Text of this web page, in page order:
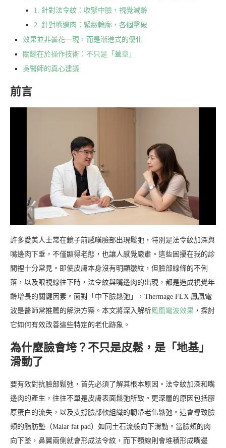
1. 針對法令紋：收緊中臉，視覺減齡
2. 針對嘴邊肉：緊緻輪廓，各個擊破
效果並非曇花一現，而是漸進式的優化
關鍵在於操作技術：不只是「蓋章」
吳醫師的真心建議
前言
許多愛美人士常在鏡子前感嘆臉部出現鬆弛，特別是法令紋加深與
嘴邊肉下垂，不僅顯得老態，也讓人感覺嚴肅。這些困擾在我的診
間裡十分常見。即使皮膚本身沒有明顯皺紋，但臉部線條的不俐
落，以及眼視線往下時，法令紋與嘴邊肉的出現，都是造成視覺年
齡增長的關鍵因素。面對「中下臉鬆弛」，Thermage FLX 鳳凰電
波是醫師常推薦的解決方案。本文將深入解析鳳凰電波效果 ，探討
它如何有效改善這些特定的老化跡象。
為什麼臉會垮？不只是皮鬆，是「地基」
滑動了
要有效對抗臉部鬆弛，首先必須了解其根本原因。法令紋加深和嘴
邊肉的產生，往往不單是皮膚表面鬆弛所致。更深層的原因包括膠
原蛋白的流失，以及支撐臉部軟組織的韌帶老化鬆弛。這會導致臉
頰的脂肪墊（Malar fat pad）如同土石流般向下滑動。當臉頰的肉
向下墜，鼻翼兩側就會形成法令紋，而下顎線則會堆積形成嘴邊